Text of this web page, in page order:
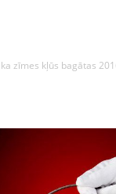
zīmes kļūs bagātas